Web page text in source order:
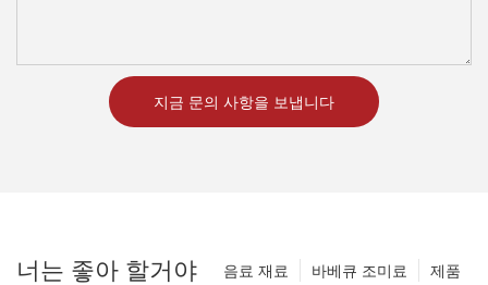
지금 문의 사항을 보냅니다
너는 좋아 할거야 제품
바베큐 조미료
음료 재료